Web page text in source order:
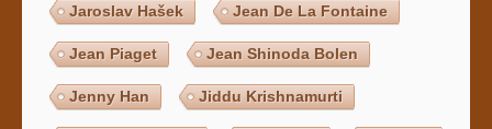
Jaroslav Hašek Jean De La Fontaine
Jean Piaget Jean Shinoda Bolen
Jenny Han Jiddu Krishnamurti